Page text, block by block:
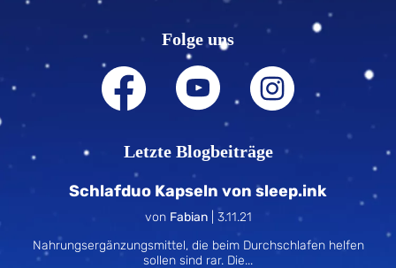
Folge uns
Letzte Blogbeiträge
Schlafduo Kapseln von sleep.ink
von Fabian| 3.11.21
Nahrungsergänzungsmittel, die beim Durchschlafen helfen
sollen sind rar. Die...